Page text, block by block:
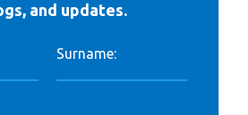
and updates.
Surname: